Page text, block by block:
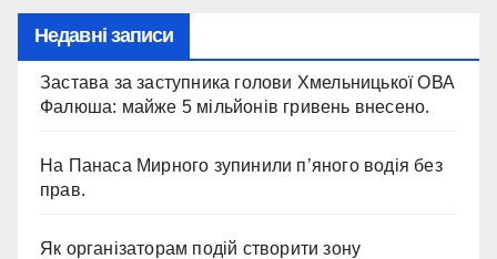
Недавні записи
Застава за заступника голови Хмельницької ОВА
Фалюша: майже 5 мільйонів гривень внесено.
На Панаса Мирного зупинили п’яного водія без
прав.
Як організаторам подій створити зону